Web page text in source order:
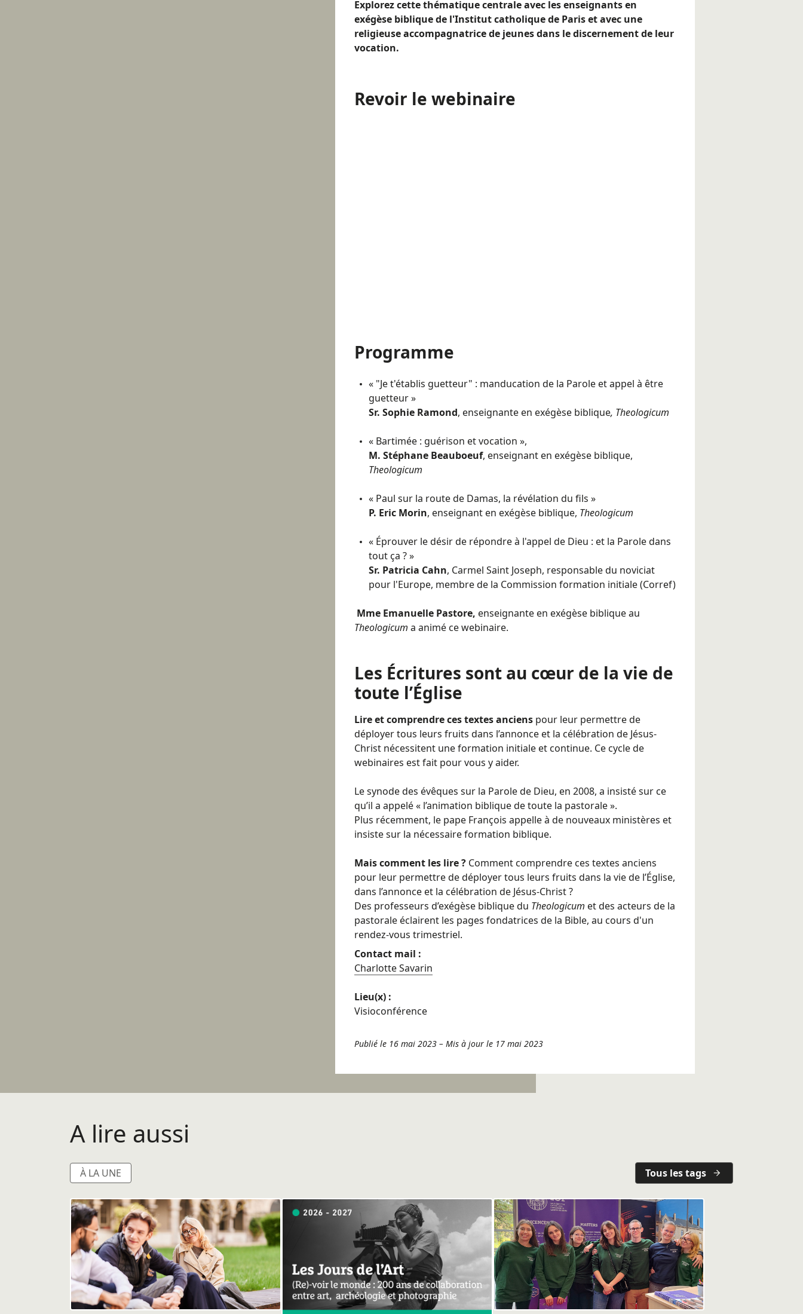
Explorez cette thématique centrale avec les enseignants en
exégèse biblique de l'Institut catholique de Paris et avec une
religieuse accompagnatrice de jeunes dans le discernement de leur
vocation.
Revoir le webinaire
Programme
« "Je t'établis guetteur" : manducation de la Parole et appel à être
guetteur »
Sr. Sophie Ramond, enseignante en exégèse biblique, Theologicum
« Bartimée : guérison et vocation »,
M. Stéphane Beauboeuf, enseignant en exégèse biblique,
Theologicum
« Paul sur la route de Damas, la révélation du fils »
P. Eric Morin, enseignant en exégèse biblique, Theologicum
« Éprouver le désir de répondre à l'appel de Dieu : et la Parole dans
tout ça ? »
Sr. Patricia Cahn, Carmel Saint Joseph, responsable du noviciat
pour l'Europe, membre de la Commission formation initiale (Corref)
Mme Emanuelle Pastore, enseignante en exégèse biblique au
Theologicum a animé ce webinaire.
Les Écritures sont au cœur de la vie de
toute l’Église
Lire et comprendre ces textes anciens pour leur permettre de
déployer tous leurs fruits dans l’annonce et la célébration de Jésus-
Christ nécessitent une formation initiale et continue. Ce cycle de
webinaires est fait pour vous y aider.
Le synode des évêques sur la Parole de Dieu, en 2008, a insisté sur ce
qu’il a appelé « l’animation biblique de toute la pastorale ».
Plus récemment, le pape François appelle à de nouveaux ministères et
insiste sur la nécessaire formation biblique.
Mais comment les lire ? Comment comprendre ces textes anciens
pour leur permettre de déployer tous leurs fruits dans la vie de l’Église,
dans l’annonce et la célébration de Jésus-Christ ?
Des professeurs d’exégèse biblique du Theologicum et des acteurs de la
pastorale éclairent les pages fondatrices de la Bible, au cours d'un
rendez-vous trimestriel.
Contact mail :
Charlotte Savarin
Lieu(x) :
Visioconférence
Publié le 16 mai 2023 – Mis à jour le 17 mai 2023
A lire aussi
À LA UNE Tous les tags